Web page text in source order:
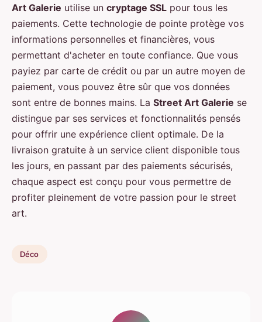
Art Galerie utilise un cryptage SSL pour tous les
paiements. Cette technologie de pointe protège vos
informations personnelles et financières, vous
permettant d'acheter en toute confiance. Que vous
payiez par carte de crédit ou par un autre moyen de
paiement, vous pouvez être sûr que vos données
sont entre de bonnes mains. La Street Art Galerie se
distingue par ses services et fonctionnalités pensés
pour offrir une expérience client optimale. De la
livraison gratuite à un service client disponible tous
les jours, en passant par des paiements sécurisés,
chaque aspect est conçu pour vous permettre de
profiter pleinement de votre passion pour le street
art.
Déco